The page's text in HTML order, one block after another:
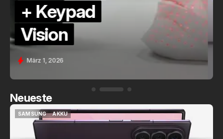
Assistant
Voice (PE)
Feb. 9, 2026
Neueste
SAMSUNG
SAMSUNG
AKKU
AKKU